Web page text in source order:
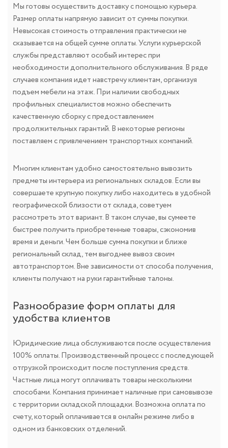
Мы готовы осуществить доставку с помощью курьера.
Размер оплаты напрямую зависит от суммы покупки.
Невысокая стоимость отправления практически не
сказывается на общей сумме оплаты. Услуги курьерской
службы представляют особый интерес при
необходимости дополнительного обслуживания. В ряде
случаев компания идет навстречу клиентам, организуя
подъем мебели на этаж. При наличии свободных
профильных специалистов можно обеспечить
качественную сборку с предоставлением
продолжительных гарантий. В некоторые регионы
поставляем с привлечением транспортных компаний.
Многим клиентам удобно самостоятельно вывозить
предметы интерьера из региональных складов. Если вы
совершаете крупную покупку либо находитесь в удобной
географической близости от склада, советуем
рассмотреть этот вариант. В таком случае, вы сумеете
быстрее получить приобретенные товары, сэкономив
время и деньги. Чем больше сумма покупки и ближе
региональный склад, тем выгоднее вывоз своим
автотранспортом. Вне зависимости от способа получения,
клиенты получают на руки гарантийные талоны.
Разнообразие форм оплаты для
удобства клиентов
Юридические лица обслуживаются после осуществления
100% оплаты. Производственный процесс с последующей
отгрузкой происходит после поступления средств.
Частные лица могут оплачивать товары несколькими
способами. Компания принимает наличные при самовывозе
с территории складской площадки. Возможна оплата по
счету, который оплачивается в онлайн режиме либо в
одном из банковских отделений.